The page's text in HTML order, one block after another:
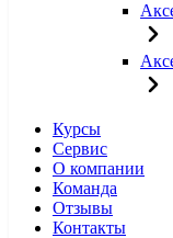
Курсы
Сервис
О компании
Команда
Отзывы
Контакты